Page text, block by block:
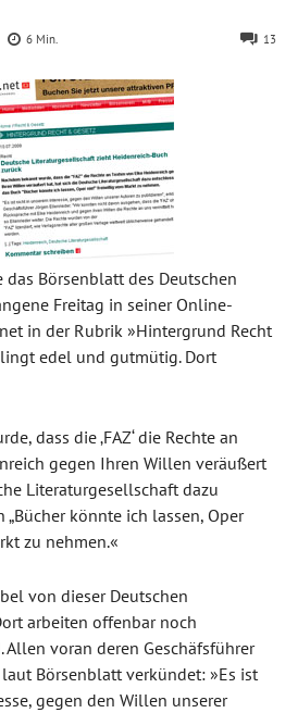
6 Min. 13
Börsenblatt des Deutschen
Freitag in seiner Online-
in der Rubrik »Hintergrund Recht
edel und gutmütig. Dort
dass die ‚FAZ‘ die Rechte an
gegen Ihren Willen veräußert
Literaturgesellschaft dazu
„Bücher könnte ich lassen, Oper
zu nehmen.«
von dieser Deutschen
arbeiten offenbar noch
Allen voran deren Geschäfsführer
Börsenblatt verkündet: »Es ist
gegen den Willen unserer